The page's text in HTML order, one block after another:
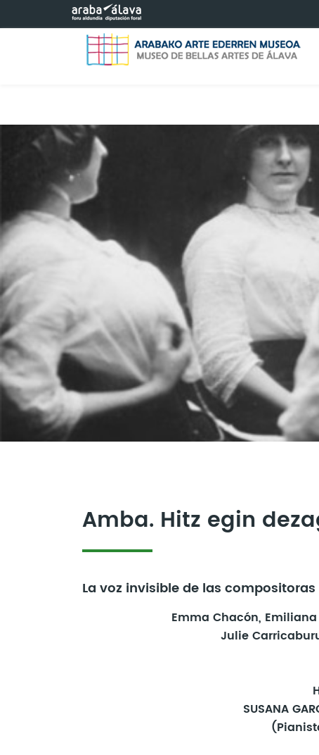
Eduki nagusira joan
Amba. Hitz egin
La voz invisible de las compositoras
Emma Chacón,
Julie
SUSANA